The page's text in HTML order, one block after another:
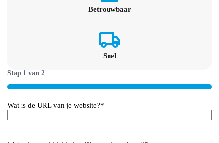
Betrouwbaar
Snel
Stap 1 van 2
50%
Wat is de URL van je website?*